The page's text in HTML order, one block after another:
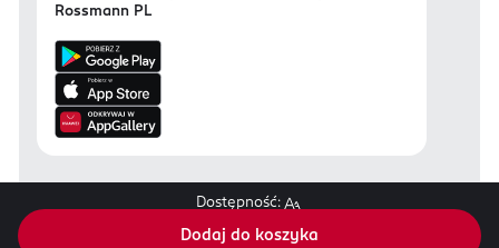
Dodaj do koszyka
Rossmann PL
Dostępność:
Regulamin sklepu Rossmann.pl